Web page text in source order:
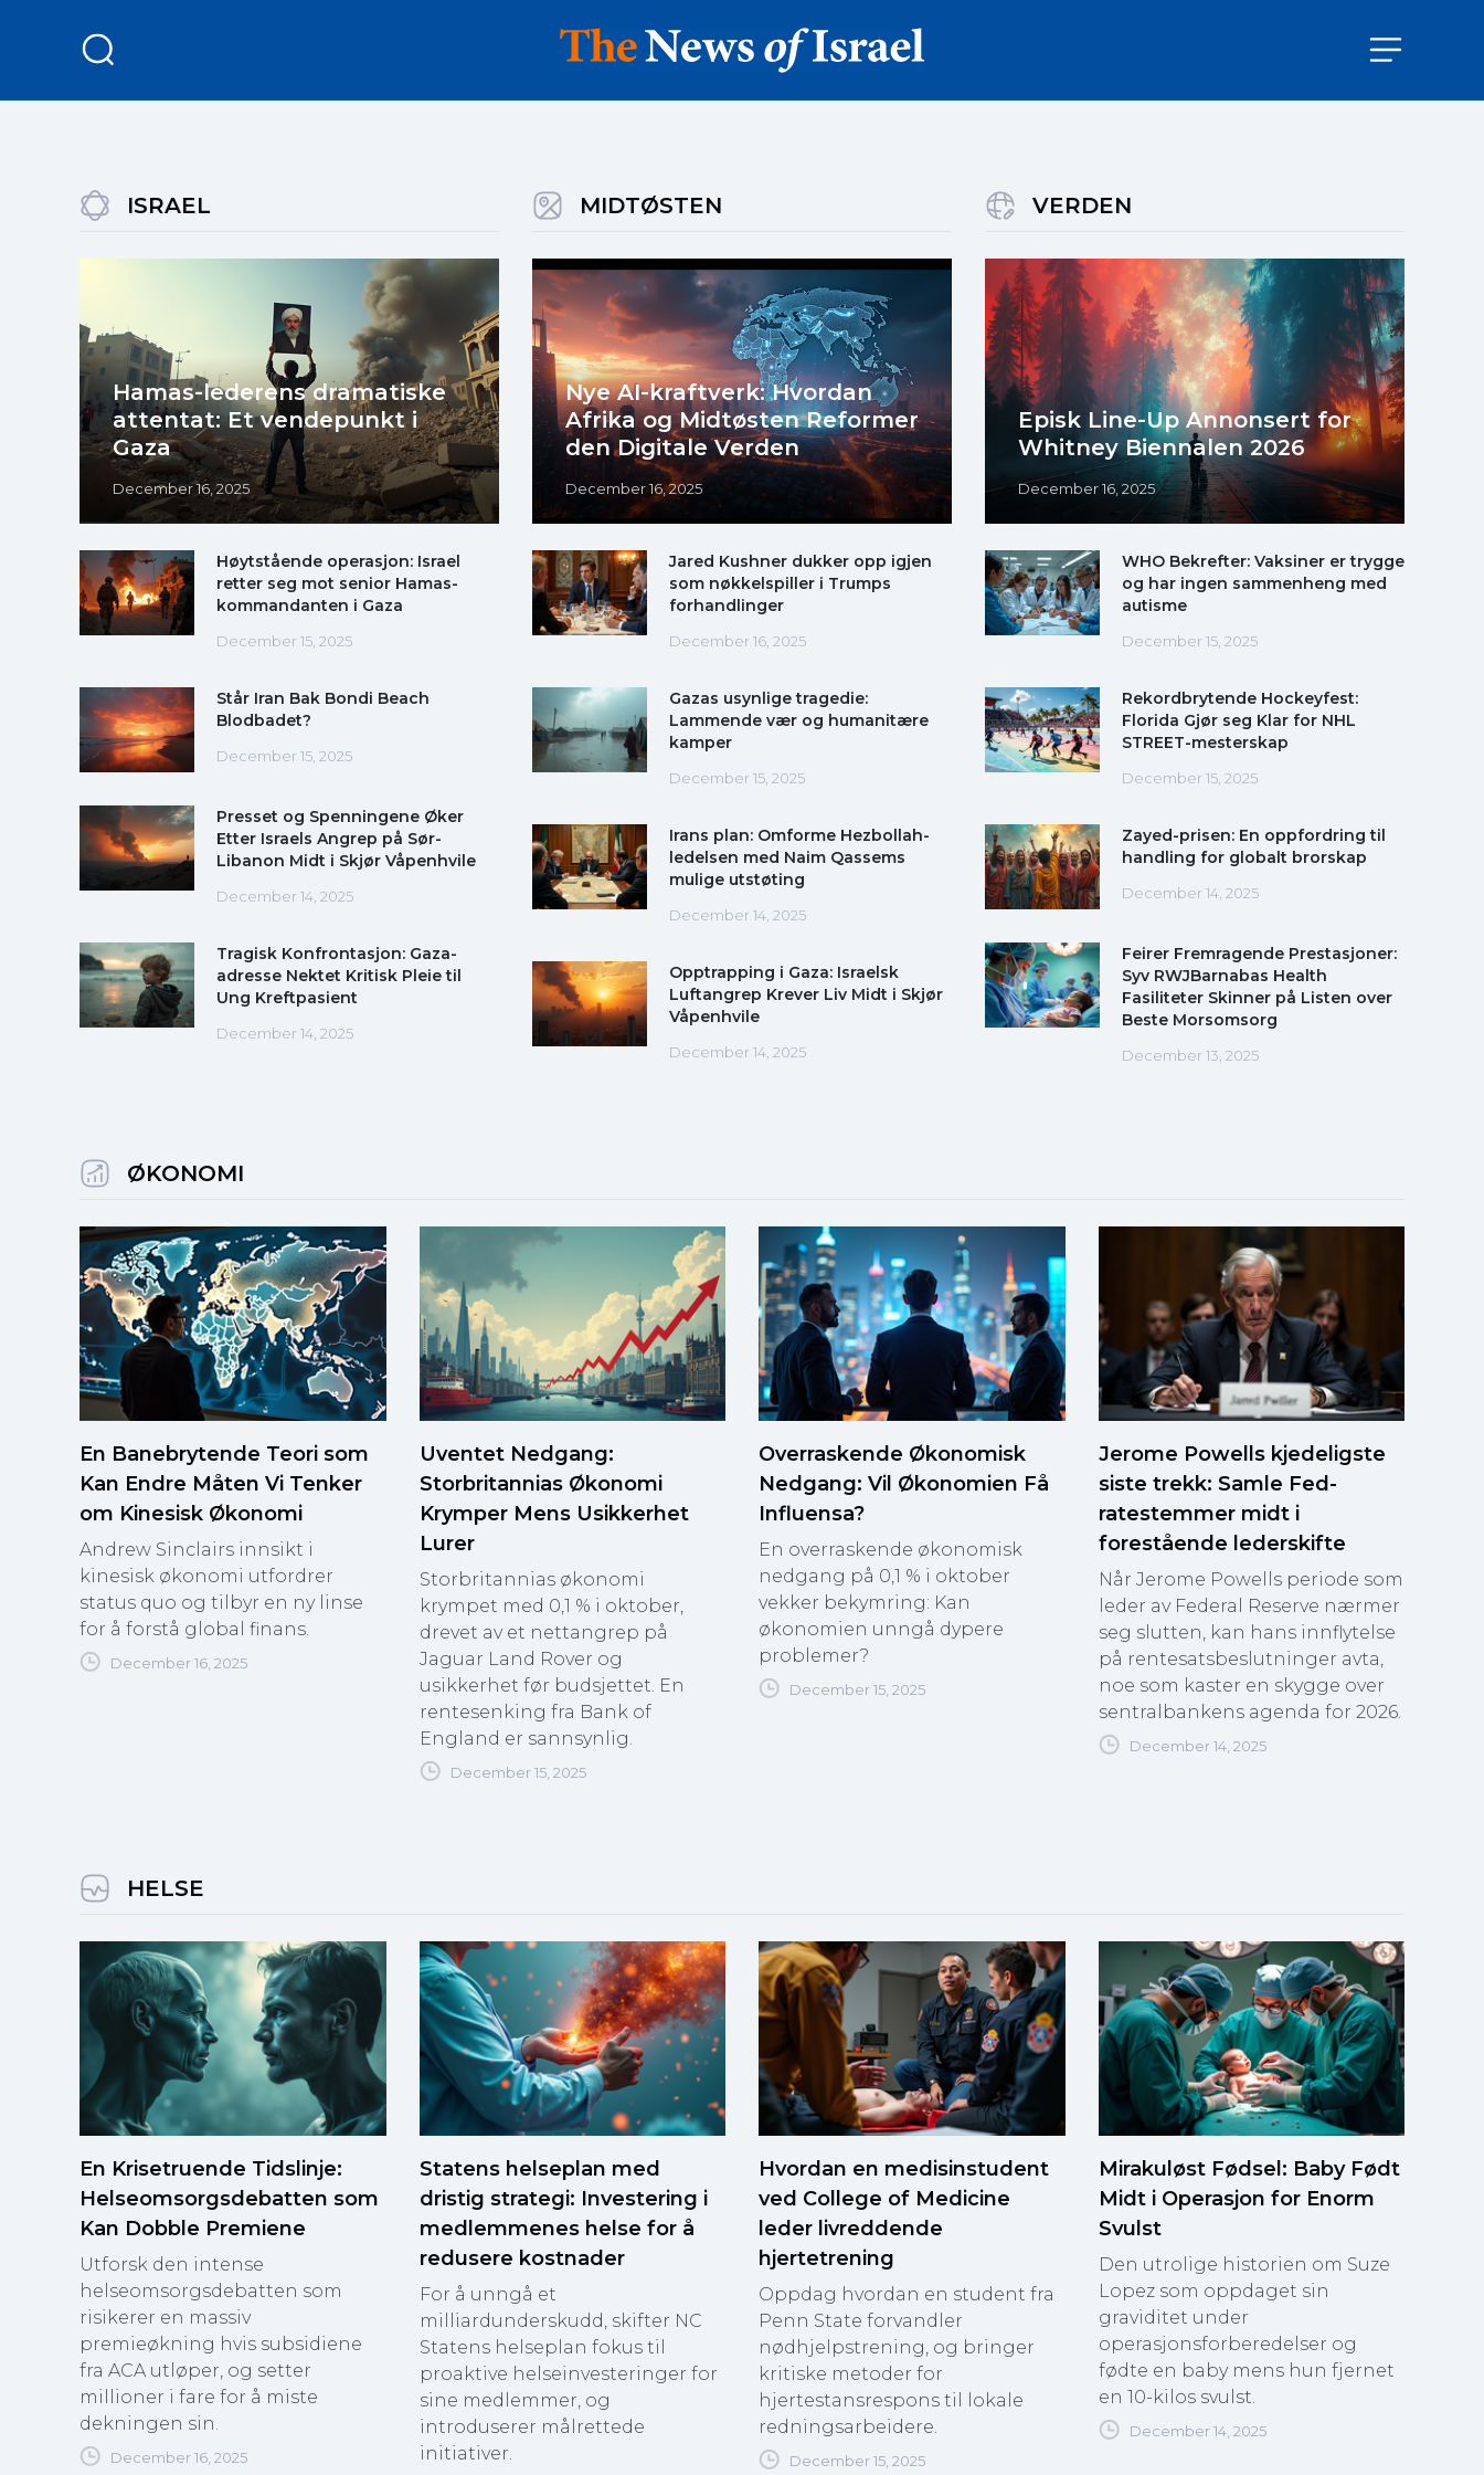
ISRAEL
Hamas-lederens dramatiske
attentat: Et vendepunkt i
Gaza
December 16, 2025
Høytstående operasjon: Israel
retter seg mot senior Hamas-
kommandanten i Gaza
December 15, 2025
Står Iran Bak Bondi Beach
Blodbadet?
December 15, 2025
Presset og Spenningene Øker
Etter Israels Angrep på Sør-
Libanon Midt i Skjør Våpenhvile
December 14, 2025
Tragisk Konfrontasjon: Gaza-
adresse Nektet Kritisk Pleie til
Ung Kreftpasient
December 14, 2025
MIDTØSTEN
Nye AI-kraftverk: Hvordan
Afrika og Midtøsten Reformer
den Digitale Verden
December 16, 2025
Jared Kushner dukker opp igjen
som nøkkelspiller i Trumps
forhandlinger
December 16, 2025
Gazas usynlige tragedie:
Lammende vær og humanitære
kamper
December 15, 2025
Irans plan: Omforme Hezbollah-
ledelsen med Naim Qassems
mulige utstøting
December 14, 2025
Opptrapping i Gaza: Israelsk
Luftangrep Krever Liv Midt i Skjør
Våpenhvile
December 14, 2025
VERDEN
Episk Line-Up Annonsert for
Whitney Biennalen 2026
December 16, 2025
WHO Bekrefter: Vaksiner er trygge
og har ingen sammenheng med
autisme
December 15, 2025
Rekordbrytende Hockeyfest:
Florida Gjør seg Klar for NHL
STREET-mesterskap
December 15, 2025
Zayed-prisen: En oppfordring til
handling for globalt brorskap
December 14, 2025
Feirer Fremragende Prestasjoner:
Syv RWJBarnabas Health
Fasiliteter Skinner på Listen over
Beste Morsomsorg
December 13, 2025
ØKONOMI
En Banebrytende Teori som
Kan Endre Måten Vi Tenker
om Kinesisk Økonomi
Andrew Sinclairs innsikt i
kinesisk økonomi utfordrer
status quo og tilbyr en ny linse
for å forstå global finans.
December 16, 2025
Uventet Nedgang:
Storbritannias Økonomi
Krymper Mens Usikkerhet
Lurer
Storbritannias økonomi
krympet med 0,1 % i oktober,
drevet av et nettangrep på
Jaguar Land Rover og
usikkerhet før budsjettet. En
rentesenking fra Bank of
England er sannsynlig.
December 15, 2025
Overraskende Økonomisk
Nedgang: Vil Økonomien Få
Influensa?
En overraskende økonomisk
nedgang på 0,1 % i oktober
vekker bekymring: Kan
økonomien unngå dypere
problemer?
December 15, 2025
Jerome Powells kjedeligste
siste trekk: Samle Fed-
ratestemmer midt i
forestående lederskifte
Når Jerome Powells periode som
leder av Federal Reserve nærmer
seg slutten, kan hans innflytelse
på rentesatsbeslutninger avta,
noe som kaster en skygge over
sentralbankens agenda for 2026.
December 14, 2025
HELSE
En Krisetruende Tidslinje:
Helseomsorgsdebatten som
Kan Dobble Premiene
Utforsk den intense
helseomsorgsdebatten som
risikerer en massiv
premieøkning hvis subsidiene
fra ACA utløper, og setter
millioner i fare for å miste
dekningen sin.
December 16, 2025
Statens helseplan med
dristig strategi: Investering i
medlemmenes helse for å
redusere kostnader
For å unngå et
milliardunderskudd, skifter NC
Statens helseplan fokus til
proaktive helseinvesteringer for
sine medlemmer, og
introduserer målrettede
initiativer.
Hvordan en medisinstudent
ved College of Medicine
leder livreddende
hjertetrening
Oppdag hvordan en student fra
Penn State forvandler
nødhjelpstrening, og bringer
kritiske metoder for
hjertestansrespons til lokale
redningsarbeidere.
December 15, 2025
Mirakuløst Fødsel: Baby Født
Midt i Operasjon for Enorm
Svulst
Den utrolige historien om Suze
Lopez som oppdaget sin
graviditet under
operasjonsforberedelser og
fødte en baby mens hun fjernet
en 10-kilos svulst.
December 14, 2025